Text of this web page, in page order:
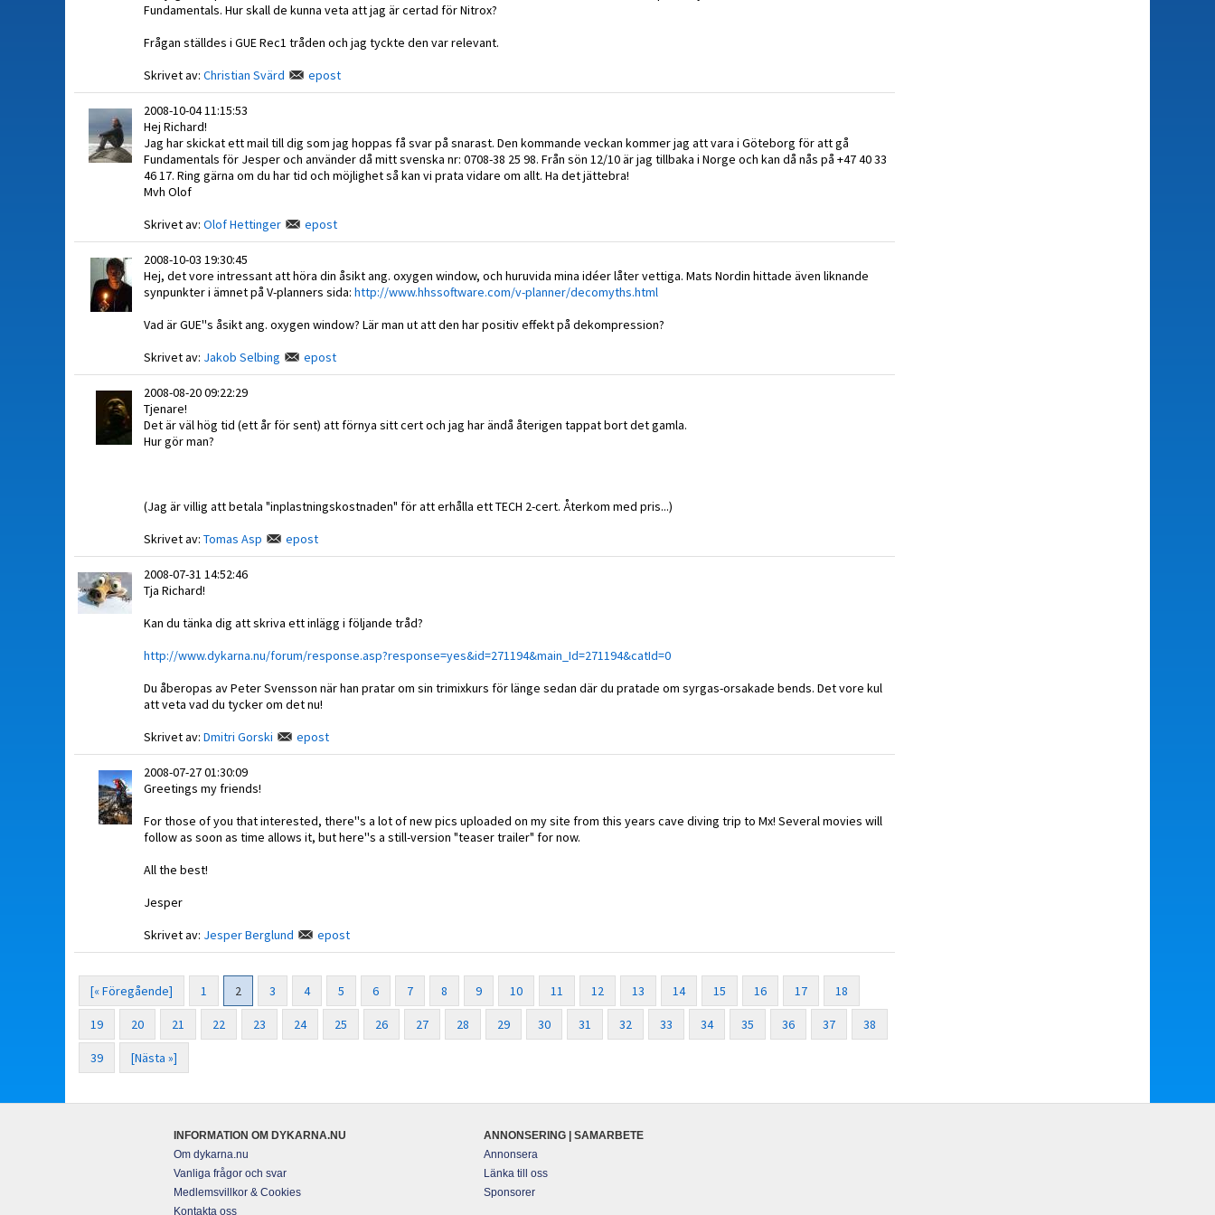
Fundamentals. Hur skall de kunna veta att jag är certad för Nitrox?
Frågan ställdes i GUE Rec1 tråden och jag tyckte den var relevant.
Skrivet av: Christian Svärd epost
2008-10-04 11:15:53
Hej Richard!
Jag har skickat ett mail till dig som jag hoppas få svar på snarast. Den kommande veckan kommer jag att vara i Göteborg för att gå
Fundamentals för Jesper och använder då mitt svenska nr: 0708-38 25 98. Från sön 12/10 är jag tillbaka i Norge och kan då nås på +47 40 33
46 17. Ring gärna om du har tid och möjlighet så kan vi prata vidare om allt. Ha det jättebra!
Mvh Olof
Skrivet av: Olof Hettinger epost
2008-10-03 19:30:45
Hej, det vore intressant att höra din åsikt ang. oxygen window, och huruvida mina idéer låter vettiga. Mats Nordin hittade även liknande
synpunkter i ämnet på V-planners sida: http://www.hhssoftware.com/v-planner/decomyths.html
Vad är GUE''s åsikt ang. oxygen window? Lär man ut att den har positiv effekt på dekompression?
Skrivet av: Jakob Selbing epost
2008-08-20 09:22:29
Tjenare!
Det är väl hög tid (ett år för sent) att förnya sitt cert och jag har ändå återigen tappat bort det gamla.
Hur gör man?
(Jag är villig att betala "inplastningskostnaden" för att erhålla ett TECH 2-cert. Återkom med pris...)
Skrivet av: Tomas Asp epost
2008-07-31 14:52:46
Tja Richard!
Kan du tänka dig att skriva ett inlägg i följande tråd?
http://www.dykarna.nu/forum/response.asp?response=yes&id=271194&main_Id=271194&catId=0
Du åberopas av Peter Svensson när han pratar om sin trimixkurs för länge sedan där du pratade om syrgas-orsakade bends. Det vore kul
att veta vad du tycker om det nu!
Skrivet av: Dmitri Gorski epost
2008-07-27 01:30:09
Greetings my friends!
For those of you that interested, there''s a lot of new pics uploaded on my site from this years cave diving trip to Mx! Several movies will
follow as soon as time allows it, but here''s a still-version "teaser trailer" for now.
All the best!
Jesper
Skrivet av: Jesper Berglund epost
[« Föregående] 1 2 3 4 5 6 7 8 9 10 11 12 13 14 15 16 17 18
19 20 21 22 23 24 25 26 27 28 29 30 31 32 33 34 35 36 37 38
39 [Nästa »]
INFORMATION OM DYKARNA.NU
Om dykarna.nu
Vanliga frågor och svar
Medlemsvillkor & Cookies
Kontakta oss
ANNONSERING | SAMARBETE
Annonsera
Länka till oss
Sponsorer